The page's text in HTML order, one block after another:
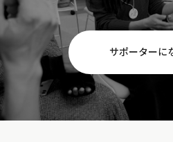
サポーターに